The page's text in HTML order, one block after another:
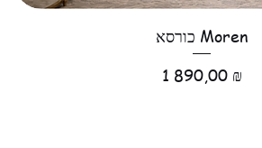
כורסא Moren
Цена
1 890,00 ₪